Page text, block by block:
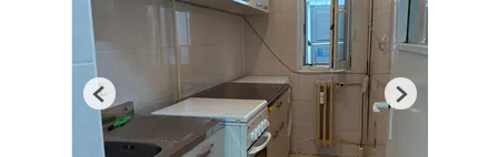
Previous Next